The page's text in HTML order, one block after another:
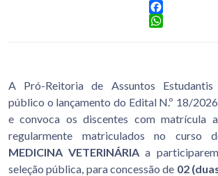
Facebook
A Pró-Reitoria de Assuntos Estudantis
público o lançamento do Edital N.º 18/
e convoca os discentes com matrícula
regularmente matriculados no curso
MEDICINA VETERINÁRIA a
seleção pública, para concessão de 02